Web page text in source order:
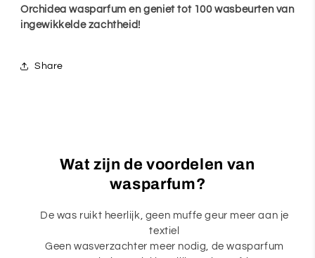
Orchidea wasparfum en geniet tot 100 wasbeurten van
ingewikkelde zachtheid!
Share
Wat zijn de voordelen van
wasparfum?
De was ruikt heerlijk, geen muffe geur meer aan je
textiel
Geen wasverzachter meer nodig, de wasparfum